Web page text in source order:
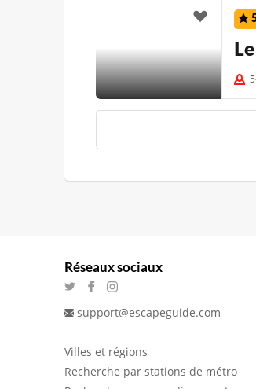
Réseaux sociaux
support@escapeguide.com
Villes et régions
Recherche par stations de métro